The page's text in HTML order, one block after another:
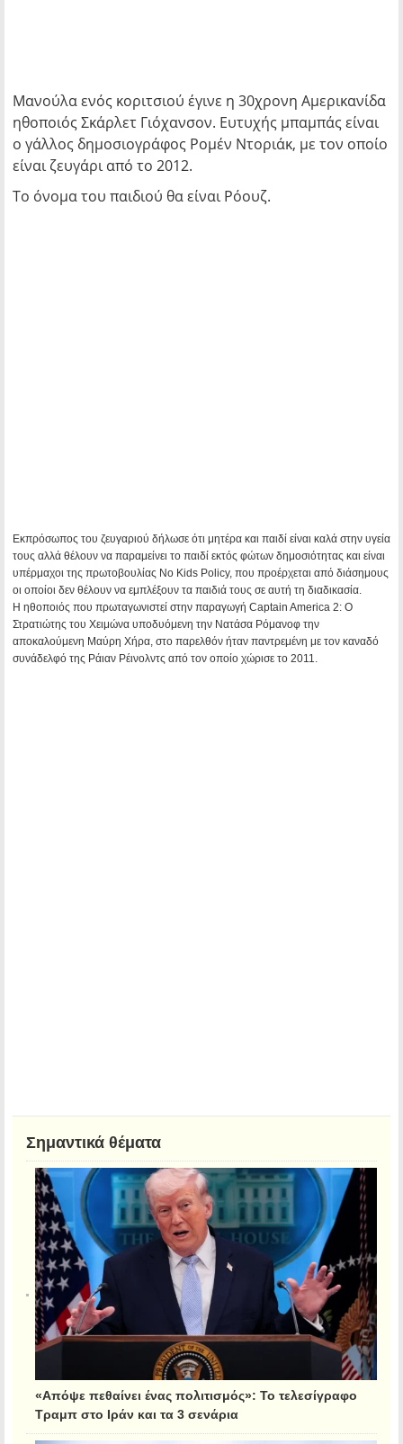
Μανούλα ενός κοριτσιού έγινε η 30χρονη Αμερικανίδα
ηθοποιός Σκάρλετ Γιόχανσον. Ευτυχής μπαμπάς είναι
ο γάλλος δημοσιογράφος Ρομέν Ντοριάκ, με τον οποίο
είναι ζευγάρι από το 2012.
Το όνομα του παιδιού θα είναι Ρόουζ.
Εκπρόσωπος του ζευγαριού δήλωσε ότι μητέρα και παιδί είναι καλά στην υγεία
τους αλλά θέλουν να παραμείνει το παιδί εκτός φώτων δημοσιότητας και είναι
υπέρμαχοι της πρωτοβουλίας No Kids Policy, που προέρχεται από διάσημους
οι οποίοι δεν θέλουν να εμπλέξουν τα παιδιά τους σε αυτή τη διαδικασία.
Η ηθοποιός που πρωταγωνιστεί στην παραγωγή Captain America 2: Ο
Στρατιώτης του Χειμώνα υποδυόμενη την Νατάσα Ρόμανοφ την
αποκαλούμενη Μαύρη Χήρα, στο παρελθόν ήταν παντρεμένη με τον καναδό
συνάδελφό της Ράιαν Ρέινολντς από τον οποίο χώρισε το 2011.
Σημαντικά θέματα
«Απόψε πεθαίνει ένας πολιτισμός»: Το τελεσίγραφο
Τραμπ στο Ιράν και τα 3 σενάρια